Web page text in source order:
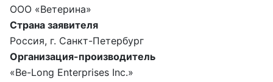
ООО «Ветерина»
Страна заявителя
Россия, г. Санкт-Петербург
Организация-производитель
«Be-Long Enterprises Inc.»